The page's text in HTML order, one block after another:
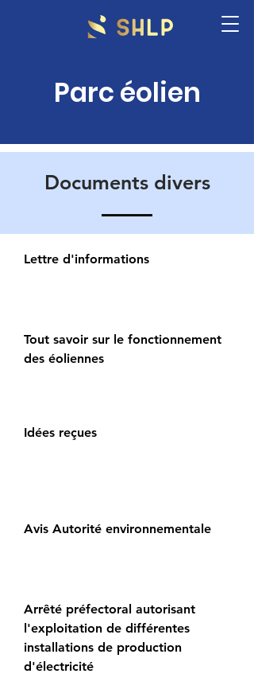
Parc éolien
Documents divers
Lettre d'informations
Tout savoir sur le fonctionnement
des éoliennes
Idées reçues
Avis Autorité environnementale
Arrêté préfectoral autorisant
l'exploitation de différentes
installations de production
d'électricité